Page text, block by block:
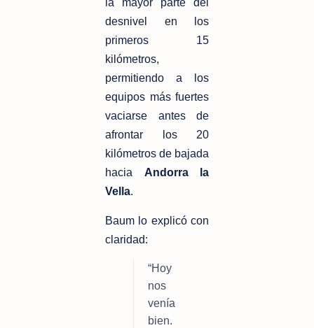
la mayor parte del
desnivel en los
primeros 15
kilómetros,
permitiendo a los
equipos más fuertes
vaciarse antes de
afrontar los 20
kilómetros de bajada
hacia Andorra la
Vella.
Baum lo explicó con
claridad:
“Hoy
nos
venía
bien.